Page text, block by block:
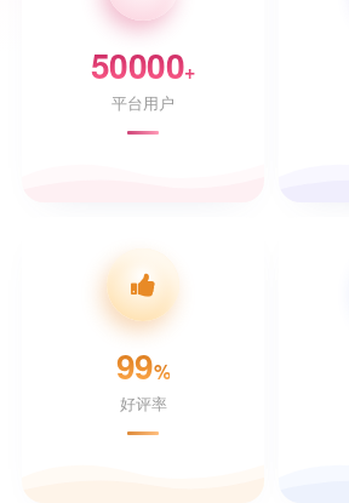
50000+
平台用户
99%
好评率